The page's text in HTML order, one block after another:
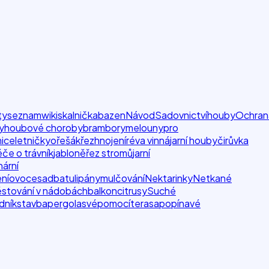
seznamwikiskalničkabazenNávodSadovnictvíhouby
houbové chorobybramborymelounypro
letničkyořešákřezhnojeníréva vinnájarní houbyčirůvka
o trávníkjabloněřez stromůjarní
ovocesadbatulipánymulčováníNektarinkyNetkané
v nádobáchbalkoncitrusySuché
stavbapergolasvépomocíterasapopínavé